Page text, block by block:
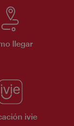
llegar
ivie